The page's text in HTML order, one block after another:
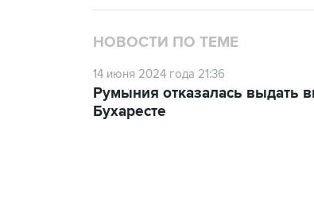
НОВОСТИ ПО ТЕМЕ
14 июня 2024 года 21:36
Румыния отказалась выдать
Бухаресте